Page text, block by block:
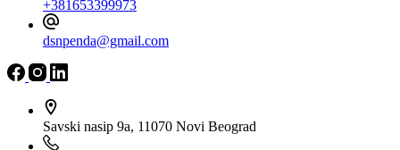
+381653399973
dsnpenda@gmail.com
Savski nasip 9a, 11070 Novi Beograd